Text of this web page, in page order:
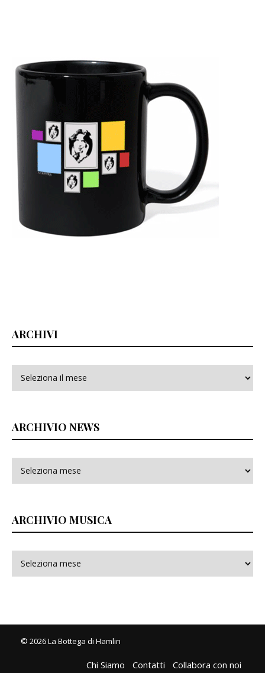
ARCHIVI
ARCHIVIO NEWS
ARCHIVIO MUSICA
© 2026 La Bottega di Hamlin
Chi Siamo Contatti Collabora con noi